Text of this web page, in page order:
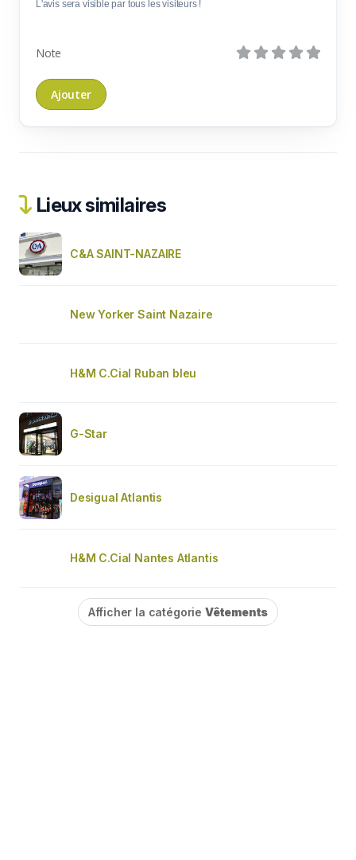
L'avis sera visible par tous les visiteurs !
Note
Lieux similaires
C&A SAINT-NAZAIRE
New Yorker Saint Nazaire
H&M C.Cial Ruban bleu
G-Star
Desigual Atlantis
H&M C.Cial Nantes Atlantis
Afficher la catégorie Vêtements